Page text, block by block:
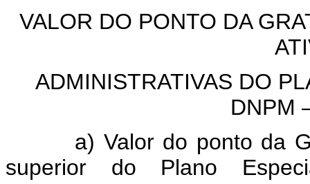
VALOR DO PONTO DA
ADMINISTRATIVAS DO
DNPM
a) Valor do ponto da
superior do Plano